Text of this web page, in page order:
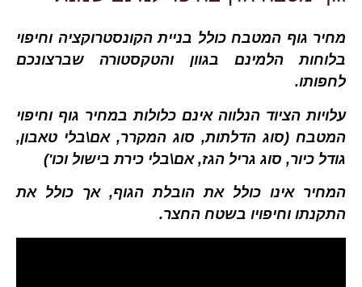
מחיר גוף המטבח כולל בניית הקונסטרוקציה וחיפוי
בלוחות הלמינם בגוון והטקסטורה שברצונכם
לחפותו.
עלויות הציוד הנלווה אינם כלולות במחיר גוף וחיפוי
המטבח (סוג הדלתות, סוג המקרר, אם\בלי טאבון,
גודל כיור, סוג גריל הגז, אם\בלי כירת בישול וכו')
המחיר אינו כולל את הובלת הגוף, אך כולל את
התקנתו וחיפויו בשטח החצר.